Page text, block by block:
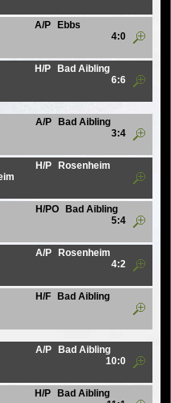
A/P
Ebbs
4:0
H/P
Bad Aibling
6:6
A/P
Bad Aibling
3:4
H/P
Rosenheim
H/PO
Bad Aibling
5:4
A/P
Rosenheim
4:2
H/F
Bad Aibling
A/P
Bad Aibling
10:0
H/P
Bad Aibling